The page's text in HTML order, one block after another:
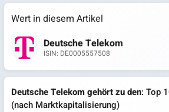
Wert in diesem Artikel
Deutsche Telekom
ISIN: DE0005557508
Deutsche Telekom gehört zu den: Top
(nach Marktkapitalisierung)